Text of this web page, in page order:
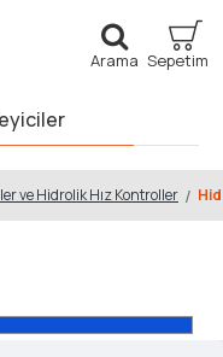
ve Hidrolik Hız Kontroller